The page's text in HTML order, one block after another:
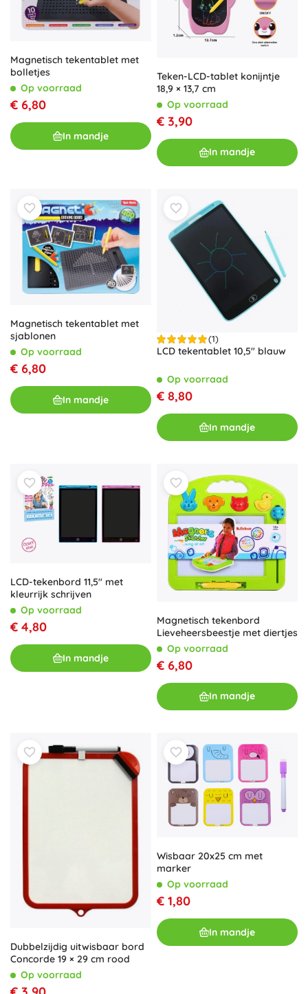
Magnetisch tekentablet met
bolletjes
Op voorraad
€ 6,80
In mandje
Teken-LCD-tablet konijntje
18,9 × 13,7 cm
Op voorraad
€ 3,90
In mandje
Magnetisch tekentablet met
sjablonen
Op voorraad
€ 6,80
In mandje
(1)
LCD tekentablet 10,5" blauw
Op voorraad
€ 8,80
In mandje
LCD-tekenbord 11,5" met
kleurrijk schrijven
Op voorraad
€ 4,80
In mandje
Magnetisch tekenbord
Lieveheersbeestje met diertjes
Op voorraad
€ 6,80
In mandje
Dubbelzijdig uitwisbaar bord
Concorde 19 × 29 cm rood
Op voorraad
Wisbaar 20x25 cm met
marker
Op voorraad
€ 1,80
In mandje